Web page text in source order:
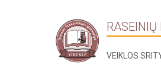
VEIKLOS